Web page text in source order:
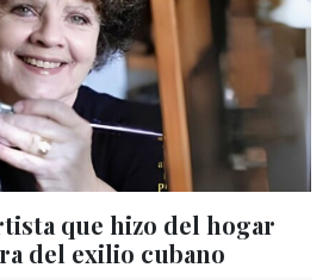
que hizo del hogar
del exilio cubano